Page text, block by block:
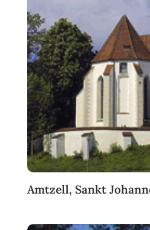
Amtzell, Sankt